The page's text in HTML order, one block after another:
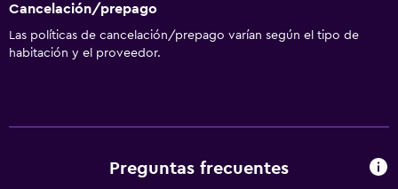
Ducha
Baño adicional
Aseo
Cancelación/prepago
Las políticas de cancelación/prepago varían según el tipo de
habitación y el proveedor.
Preguntas frecuentes